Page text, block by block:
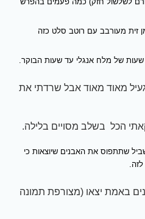
זית מעורבב עם רוטב סלט כזה
של מלח אנגלי עד שעות הבוקר.
מאוד מאוד אבל שרדתי את
הכל בשלב מסויים בלילה.
שתתפוס את האבנים שיוצאות כי
באמת יצאו (מצורפת תמונה